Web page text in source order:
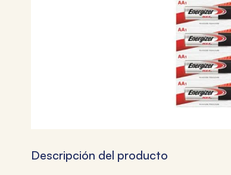
Descripción del producto